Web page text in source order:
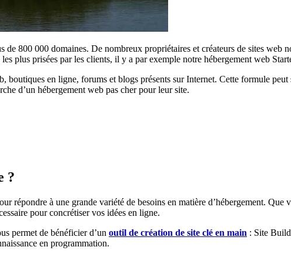
800 000 domaines. De nombreux propriétaires et créateurs de sites web
plus prisées par les clients, il y a par exemple notre hébergement web
en ligne, forums et blogs présents sur Internet. Cette formule
d’un hébergement web pas cher pour leur site.
?
répondre à une grande variété de besoins en matière d’hébergement. Que
pour concrétiser vos idées en ligne.
permet de bénéficier d’un outil de création de site clé en main : Site
en programmation.